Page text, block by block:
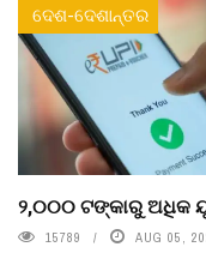
ଦେଶ-ଦେଶାନ୍ତର
୨,୦୦୦ ଟଙ୍କାରୁ ଅଧିକ
15789 AUG 05,